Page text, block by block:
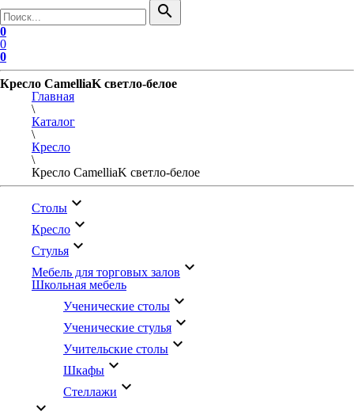
search
0
0
0
Кресло CamelliaK светло-белое
Главная
\
Каталог
\
Кресло
\
Кресло CamelliaK светло-белое
Столы keyboard_arrow_down
Кресло keyboard_arrow_down
Стулья keyboard_arrow_down
Мебель для торговых залов keyboard_arrow_down
Школьная мебель
Ученические столы keyboard_arrow_down
Ученические стулья keyboard_arrow_down
Учительские столы keyboard_arrow_down
Шкафы keyboard_arrow_down
Стеллажи keyboard_arrow_down
keyboard_arrow_down